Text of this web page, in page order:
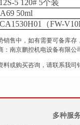
5 120# 5个装
50ml
（FW-
销售中，如有需要可备库存
：南京鹏控机电设备有限公
或购买咨询，请联系我司
多种服